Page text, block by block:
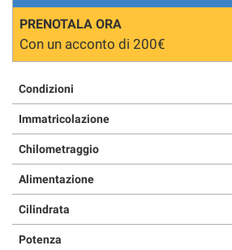
PRENOTALA ORA
Con un acconto di 200€
Condizioni
Immatricolazione
Chilometraggio
Alimentazione
Cilindrata
Potenza